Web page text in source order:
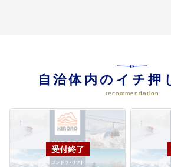
自治体内のイチ押
recommendation